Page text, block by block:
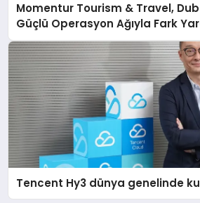
Momentur Tourism & Travel,
Güçlü Operasyon Ağıyla Fark
Tencent Hy3 dünya genelinde